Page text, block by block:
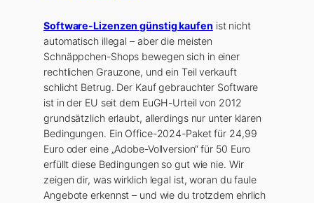
Software-Lizenzen günstig kaufen ist nicht
automatisch illegal – aber die meisten
Schnäppchen-Shops bewegen sich in einer
rechtlichen Grauzone, und ein Teil verkauft
schlicht Betrug. Der Kauf gebrauchter Software
ist in der EU seit dem EuGH-Urteil von 2012
grundsätzlich erlaubt, allerdings nur unter klaren
Bedingungen. Ein Office-2024-Paket für 24,99
Euro oder eine „Adobe-Vollversion“ für 50 Euro
erfüllt diese Bedingungen so gut wie nie. Wir
zeigen dir, was wirklich legal ist, woran du faule
Angebote erkennst – und wie du trotzdem ehrlich